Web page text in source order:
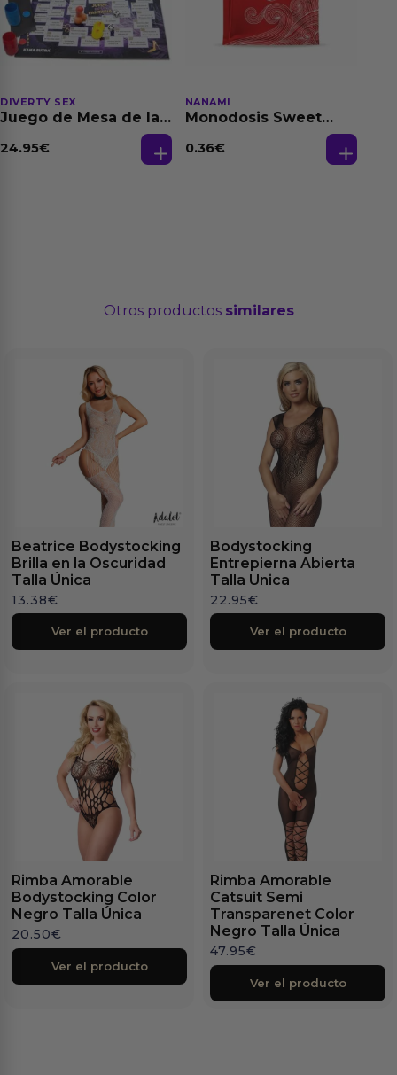
DIVERTY SEX
Juego de Mesa de las
24.95€
NANAMI
Monodosis Sweet
Base Agua 4 ml
0.36€
Otros productos similares
Beatrice Bodystocking
Brilla en la Oscuridad
Talla Única
13.38€
Ver el producto
Bodystocking
Entrepierna Abierta
Talla Unica
22.95€
Ver el producto
Rimba Amorable
Bodystocking Color
Negro Talla Única
20.50€
Ver el producto
Rimba Amorable
Catsuit Semi
Transparenet Color
Negro Talla Única
47.95€
Ver el producto